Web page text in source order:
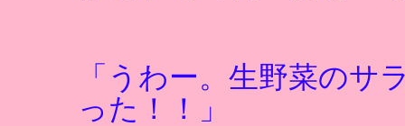
「うわー。生野菜のサ
った！！」